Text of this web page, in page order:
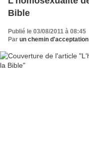
Bible
Publié le 03/08/2011 à 08:45
Par un chemin